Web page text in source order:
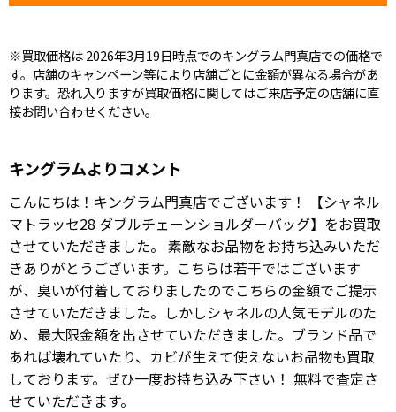
※買取価格は 2026年3月19日時点でのキングラム門真店での価格で
す。店舗のキャンペーン等により店舗ごとに金額が異なる場合があ
ります。恐れ入りますが買取価格に関してはご来店予定の店舗に直
接お問い合わせください。
キングラムよりコメント
こんにちは！キングラム門真店でございます！ 【シャネル
マトラッセ28 ダブルチェーンショルダーバッグ】をお買取
させていただきました。 素敵なお品物をお持ち込みいただ
きありがとうございます。こちらは若干ではございます
が、臭いが付着しておりましたのでこちらの金額でご提示
させていただきました。しかしシャネルの人気モデルのた
め、最大限金額を出させていただきました。ブランド品で
あれば壊れていたり、カビが生えて使えないお品物も買取
しております。ぜひ一度お持ち込み下さい！ 無料で査定さ
せていただきます。